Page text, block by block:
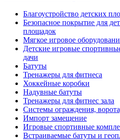
Благоустройство детских
Безопасное покрытие для
площадок
Мягкое игровое
Детские игровые
дачи
Батуты
Тренажеры для фитнеса
Хоккейные коробки
Надувные батуты
Тренажеры для фитнес зала
Системы ограждения,
Импорт замещение
Игровые спортивные
Встраиваемые батуты и